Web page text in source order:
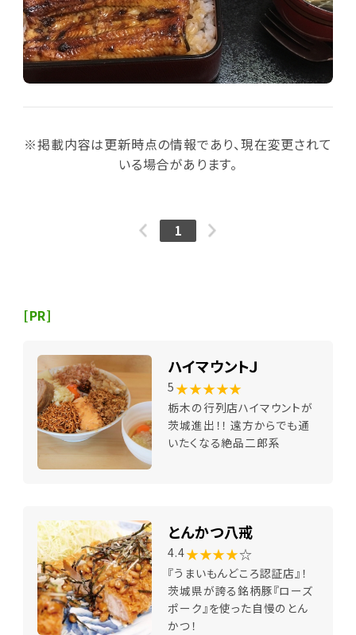
※掲載内容は更新時点の情報であり、現在変更されて
いる場合があります。
1
[PR]
ハイマウントＪ
5 ★★★★★
栃木の行列店ハイマウントが
茨城進出！！ 遠方からでも通
いたくなる絶品二郎系
とんかつ八戒
4.4★★★★☆
『うまいもんどころ認証店』！
茨城県が誇る銘柄豚『ローズ
ポーク』を使った自慢のとん
かつ！